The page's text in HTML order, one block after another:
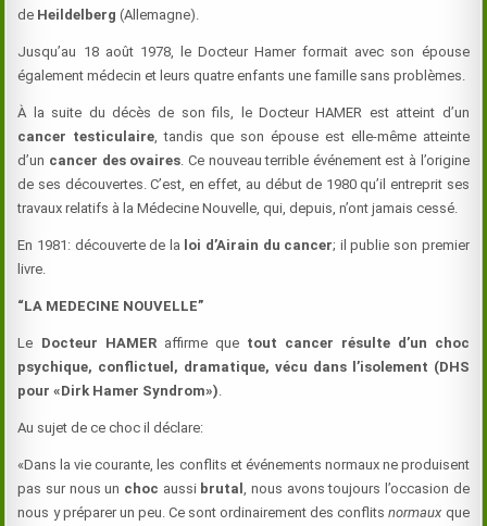
de Heildelberg (Allemagne).
Jusqu’au 18 août 1978, le Docteur Hamer formait avec son épouse
également médecin et leurs quatre enfants une famille sans problèmes.
À la suite du décès de son fils, le Docteur HAMER est atteint d’un
cancer testiculaire , tandis que son épouse est elle-même atteinte
d’un cancer des ovaires . Ce nouveau terrible événement est à l’origine
de ses découvertes. C’est, en effet, au début de 1980 qu’il entreprit ses
travaux relatifs à la Médecine Nouvelle, qui, depuis, n’ont jamais cessé.
En 1981: découverte de la loi d’Airain du cancer; il publie son premier
livre.
“LA MEDECINE NOUVELLE”
Le Docteur HAMERaffirme que tout cancer résulte d’un choc
psychique, conflictuel, dramatique, vécu dans l’isolement (DHS
pour «Dirk Hamer Syndrom»)
Au sujet de ce choc il déclare:
«Dans la vie courante, les conflits et événements normaux ne produisent
pas sur nous un choc aussi brutal
, nous avons toujours l’occasion de
nous y préparer un peu. Ce sont ordinairement des conflitsnormaux que